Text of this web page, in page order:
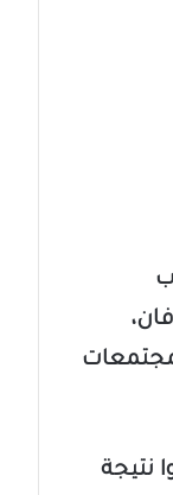
نتيجة